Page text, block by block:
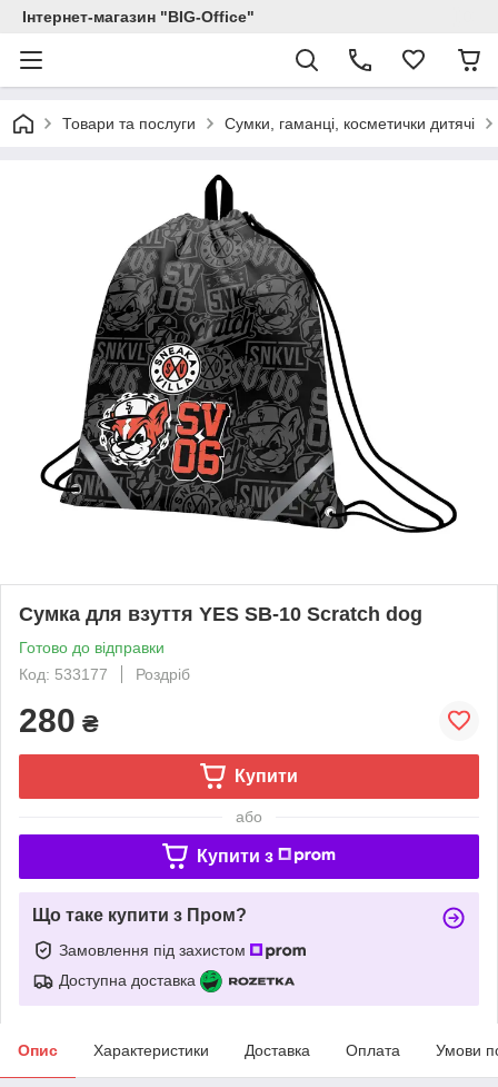
Інтернет-магазин "BIG-Office"
Товари та послуги Сумки, гаманці, косметички дитячі
Сумка для взуття YES SB-10 Scratch dog
Готово до відправки
Код: 533177
Роздріб
280 ₴
Купити
або
Купити з
Що таке купити з Пром?
Замовлення під захистом
Доступна доставка
Опис Характеристики Доставка Оплата Умови